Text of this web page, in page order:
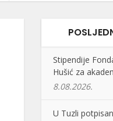
Stipendije
Hušić za
8.08.2026.
U Tuzli